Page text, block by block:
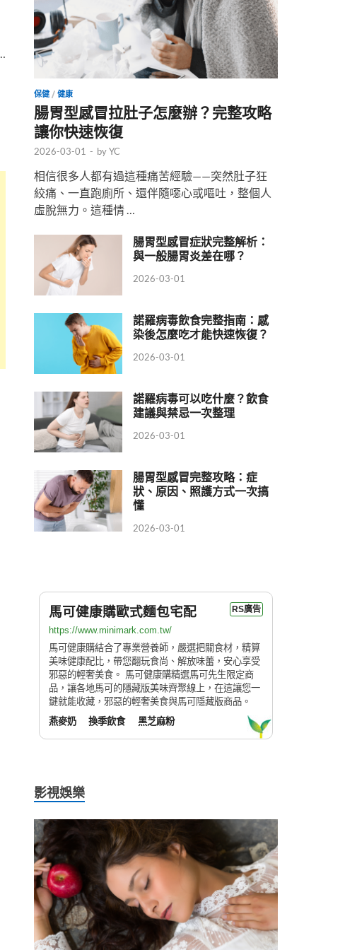
保健 /健康
腸胃型感冒拉肚子怎麼辦？完整攻略
讓你快速恢復
2026-03-01 - byYC
相信很多人都有過這種痛苦經驗——突然肚子狂
絞痛、一直跑廁所、還伴隨噁心或嘔吐，整個人
虛脫無力。這種情 …
腸胃型感冒症狀完整解析：
與一般腸胃炎差在哪？
2026-03-01
諾羅病毒飲食完整指南：感
染後怎麼吃才能快速恢復？
2026-03-01
諾羅病毒可以吃什麼？飲食
建議與禁忌一次整理
2026-03-01
腸胃型感冒完整攻略：症
狀、原因、照護方式一次搞
懂
2026-03-01
馬可健康購歐式麵包宅配 RS廣告
https://www.minimark.com.tw/
馬可健康購結合了專業營養師，嚴選把關食材，精算
美味健康配比，帶您翻玩食尚、解放味蕾，安心享受
邪惡的輕奢美食。 馬可健康購精選馬可先生限定商
品，讓各地馬可的隱藏版美味齊聚線上，在這讓您一
鍵就能收藏，邪惡的輕奢美食與馬可隱藏版商品。
燕麥奶
換季飲食 黑芝麻粉
影視娛樂